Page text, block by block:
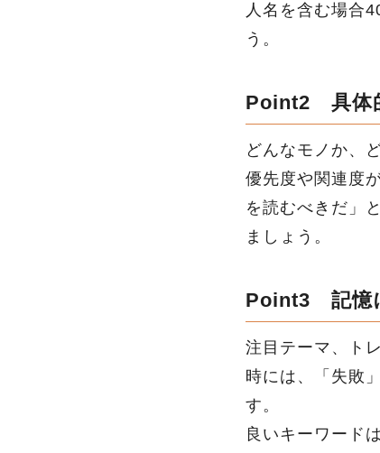
人名を含む場合
う。
Point2 具体
どんなモノか、
優先度や関連度
を読むべきだ」
ましょう。
Point3 記憶
注目テーマ、ト
時には、「失敗
す。
良いキーワード